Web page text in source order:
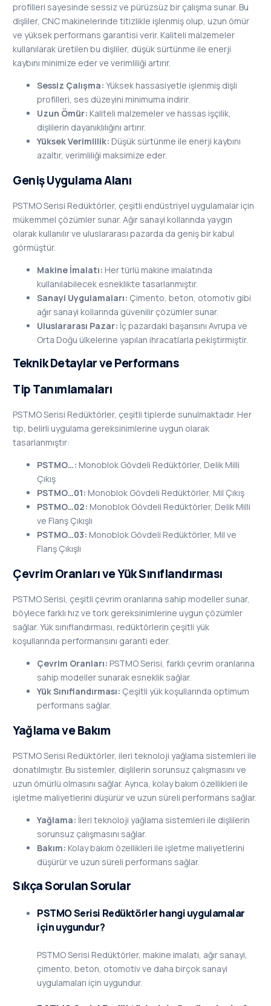
profilleri sayesinde sessiz ve pürüzsüz bir çalışma sunar. Bu
dişliler, CNC makinelerinde titizlikle işlenmiş olup, uzun ömür
ve yüksek performans garantisi verir. Kaliteli malzemeler
kullanılarak üretilen bu dişliler, düşük sürtünme ile enerji
kaybını minimize eder ve verimliliği artırır.
Sessiz Çalışma: Yüksek hassasiyetle işlenmiş dişli
profilleri, ses düzeyini minimuma indirir.
Uzun Ömür: Kaliteli malzemeler ve hassas işçilik,
dişlilerin dayanıklılığını artırır.
Yüksek Verimlilik: Düşük sürtünme ile enerji kaybını
azaltır, verimliliği maksimize eder.
Geniş Uygulama Alanı
PSTMO Serisi Redüktörler, çeşitli endüstriyel uygulamalar için
mükemmel çözümler sunar. Ağır sanayi kollarında yaygın
olarak kullanılır ve uluslararası pazarda da geniş bir kabul
görmüştür.
Makine İmalatı: Her türlü makine imalatında
kullanılabilecek esneklikte tasarlanmıştır.
Sanayi Uygulamaları: Çimento, beton, otomotiv gibi
ağır sanayi kollarında güvenilir çözümler sunar.
Uluslararası Pazar: İç pazardaki başarısını Avrupa ve
Orta Doğu ülkelerine yapılan ihracatlarla pekiştirmiştir.
Teknik Detaylar ve Performans
Tip Tanımlamaları
PSTMO Serisi Redüktörler, çeşitli tiplerde sunulmaktadır. Her
tip, belirli uygulama gereksinimlerine uygun olarak
tasarlanmıştır:
PSTMO…: Monoblok Gövdeli Redüktörler, Delik Milli
Çıkış
PSTMO…01: Monoblok Gövdeli Redüktörler, Mil Çıkış
PSTMO…02: Monoblok Gövdeli Redüktörler, Delik Milli
ve Flanş Çıkışlı
PSTMO…03: Monoblok Gövdeli Redüktörler, Mil ve
Flanş Çıkışlı
Çevrim Oranları ve Yük Sınıflandırması
PSTMO Serisi, çeşitli çevrim oranlarına sahip modeller sunar,
böylece farklı hız ve tork gereksinimlerine uygun çözümler
sağlar. Yük sınıflandırması, redüktörlerin çeşitli yük
koşullarında performansını garanti eder.
Çevrim Oranları: PSTMO Serisi, farklı çevrim oranlarına
sahip modeller sunarak esneklik sağlar.
Yük Sınıflandırması: Çeşitli yük koşullarında optimum
performans sağlar.
Yağlama ve Bakım
PSTMO Serisi Redüktörler, ileri teknoloji yağlama sistemleri ile
donatılmıştır. Bu sistemler, dişlilerin sorunsuz çalışmasını ve
uzun ömürlü olmasını sağlar. Ayrıca, kolay bakım özellikleri ile
işletme maliyetlerini düşürür ve uzun süreli performans sağlar.
Yağlama: İleri teknoloji yağlama sistemleri ile dişlilerin
sorunsuz çalışmasını sağlar.
Bakım: Kolay bakım özellikleri ile işletme maliyetlerini
düşürür ve uzun süreli performans sağlar.
Sıkça Sorulan Sorular
PSTMO Serisi Redüktörler hangi uygulamalar
için uygundur?
PSTMO Serisi Redüktörler, makine imalatı, ağır sanayi,
çimento, beton, otomotiv ve daha birçok sanayi
uygulamaları için uygundur.